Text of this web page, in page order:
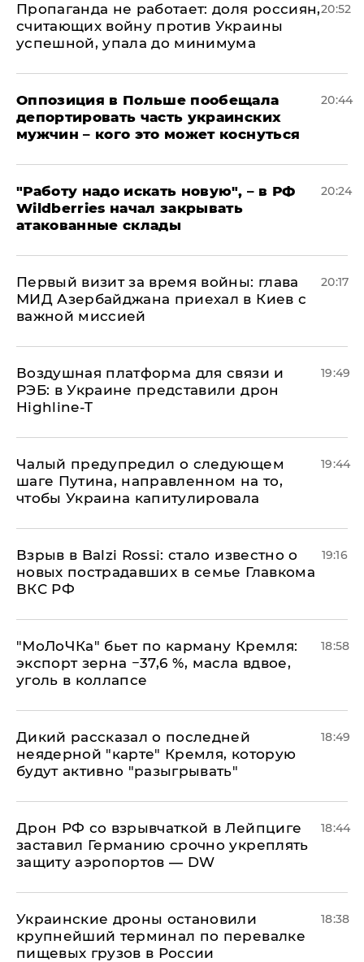
​Пропаганда не работает: доля россиян,
считающих войну против Украины
успешной, упала до минимума
20:52
Оппозиция в Польше пообещала
депортировать часть украинских
мужчин – кого это может коснуться
20:44
"Работу надо искать новую", – в РФ
Wildberries начал закрывать
атакованные склады
20:24
Первый визит за время войны: глава
МИД Азербайджана приехал в Киев с
важной миссией
20:17
Воздушная платформа для связи и
РЭБ: в Украине представили дрон
Highline-T
19:49
Чалый предупредил о следующем
шаге Путина, направленном на то,
чтобы Украина капитулировала
19:44
Взрыв в Balzi Rossi: стало известно о
новых пострадавших в семье Главкома
ВКС РФ
19:16
​"МоЛоЧКа" бьет по карману Кремля:
экспорт зерна −37,6 %, масла вдвое,
уголь в коллапсе
18:58
Дикий рассказал о последней
неядерной "карте" Кремля, которую
будут активно "разыгрывать"
18:49
​Дрон РФ со взрывчаткой в Лейпциге
заставил Германию срочно укреплять
защиту аэропортов — DW
18:44
Украинские дроны остановили
крупнейший терминал по перевалке
пищевых грузов в России
18:38